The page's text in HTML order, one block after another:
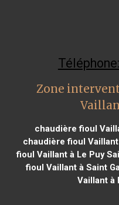
Zone
chaudière fioul
chaudière fioul
fioul Vaillant à Le Puy
fioul Vaillant à Saint
Vaillant à